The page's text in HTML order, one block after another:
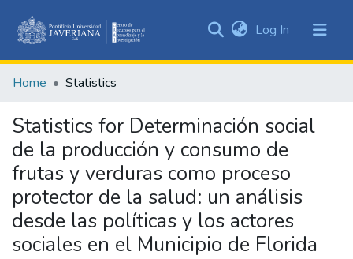
&
All of DSpace
Log In (current)
Home Statistics
Statistics for Determinación social
de la producción y consumo de
frutas y verduras como proceso
protector de la salud: un análisis
desde las políticas y los actores
sociales en el Municipio de Florida